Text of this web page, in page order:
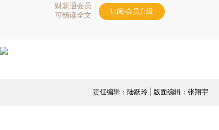
财新通会员
可畅读全文
订阅/会员升级
责任编辑：陆跃玲 | 版面编辑：张翔宇